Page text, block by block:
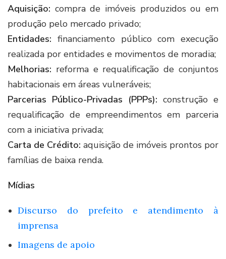
Aquisição: compra de imóveis produzidos ou em
produção pelo mercado privado;
Entidades: financiamento público com execução
realizada por entidades e movimentos de moradia;
Melhorias: reforma e requalificação de conjuntos
habitacionais em áreas vulneráveis;
Parcerias Público-Privadas (PPPs): construção e
requalificação de empreendimentos em parceria
com a iniciativa privada;
Carta de Crédito: aquisição de imóveis prontos por
famílias de baixa renda.
Mídias
Discurso do prefeito e atendimento à
imprensa
Imagens de apoio